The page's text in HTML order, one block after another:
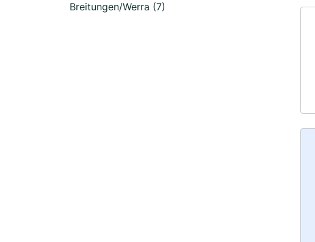
Breitungen/Werra (7)